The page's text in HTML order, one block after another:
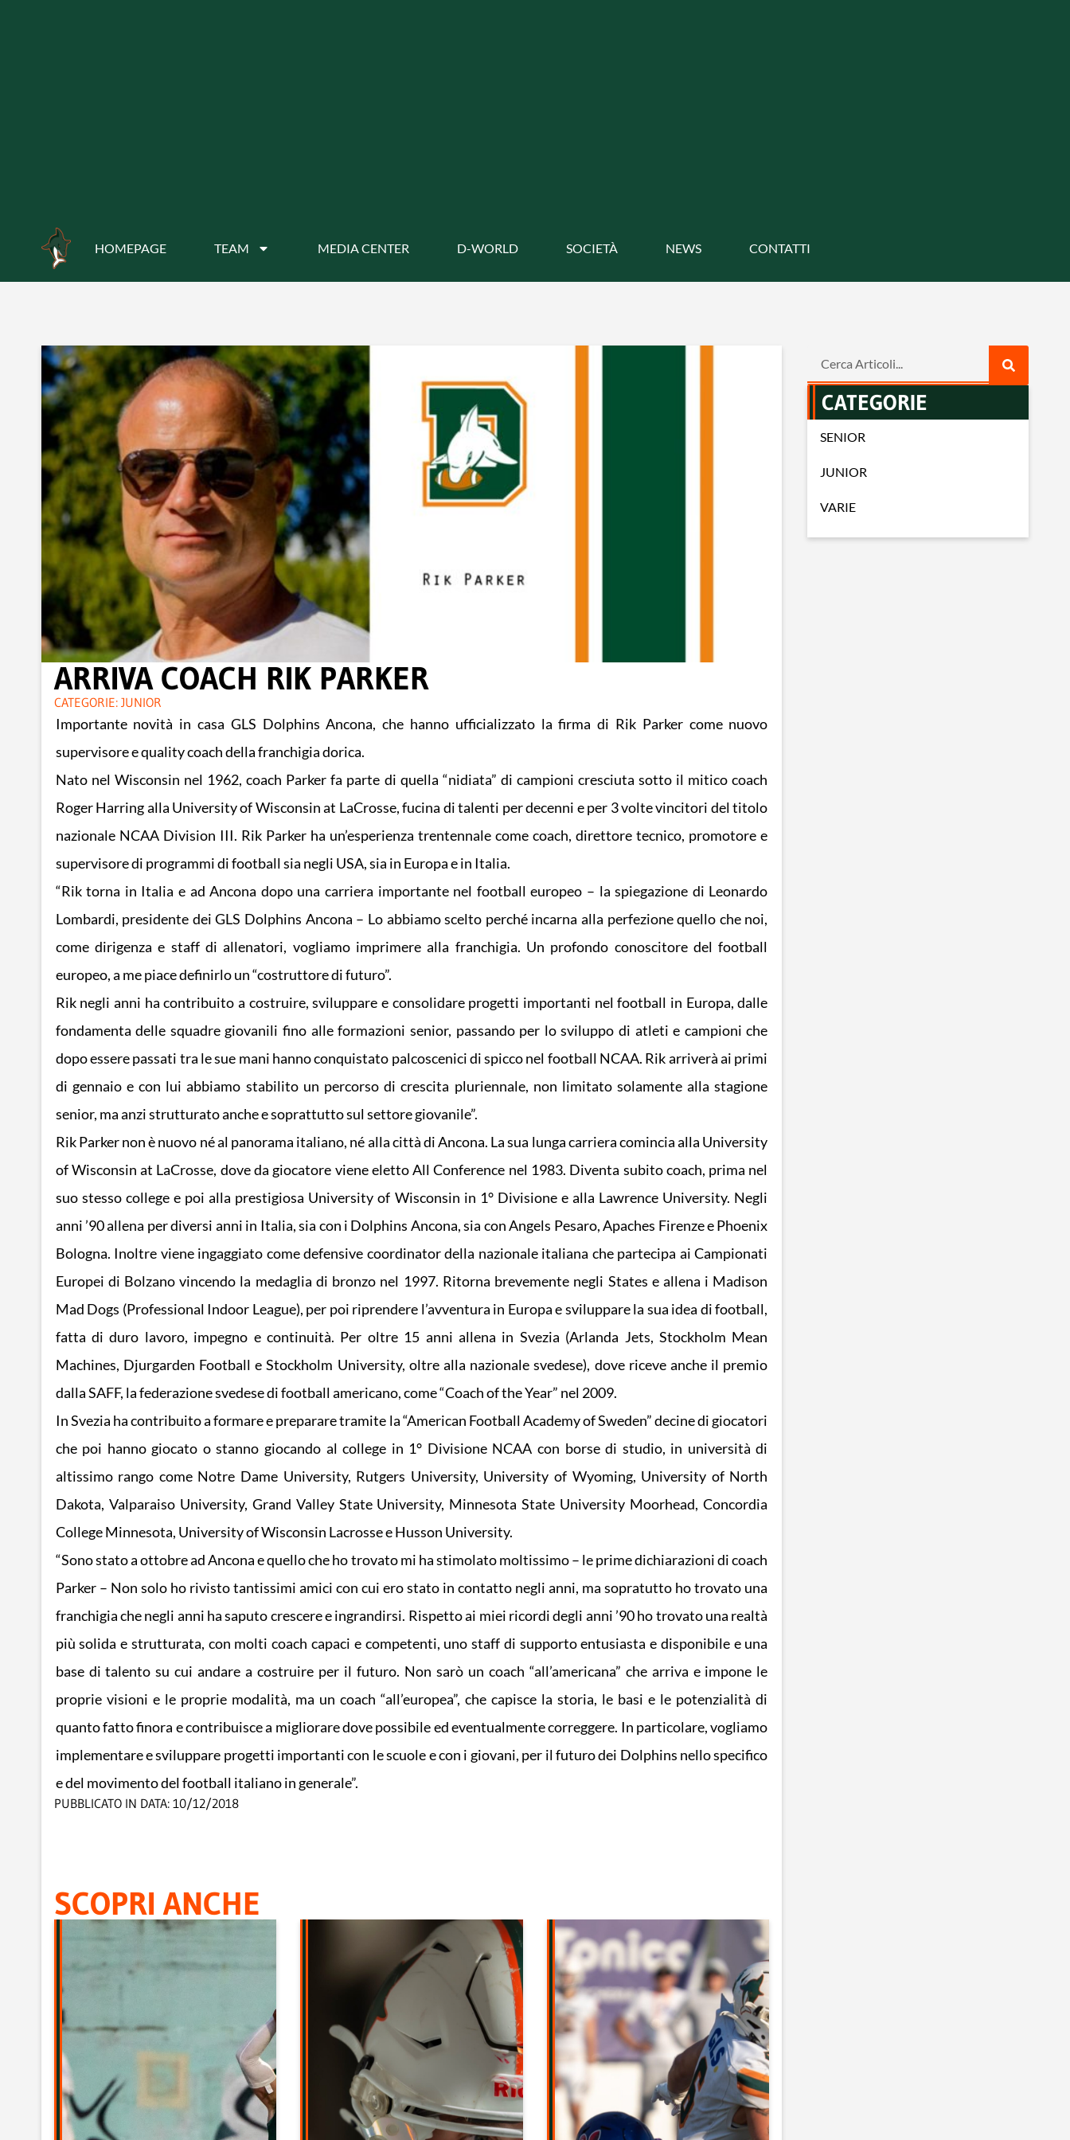
HOMEPAGE TEAM MEDIA CENTER D-WORLD SOCIETÀ NEWS CONTATTI
ARRIVA COACH RIK PARKER
CATEGORIE: JUNIOR
Importante novità in casa GLS Dolphins Ancona, che hanno ufficializzato la firma di Rik Parker come nuovo
supervisore e quality coach della franchigia dorica.
Nato nel Wisconsin nel 1962, coach Parker fa parte di quella “nidiata” di campioni cresciuta sotto il mitico coach
Roger Harring alla University of Wisconsin at LaCrosse, fucina di talenti per decenni e per 3 volte vincitori del titolo
nazionale NCAA Division III. Rik Parker ha un’esperienza trentennale come coach, direttore tecnico, promotore e
supervisore di programmi di football sia negli USA, sia in Europa e in Italia.
“Rik torna in Italia e ad Ancona dopo una carriera importante nel football europeo – la spiegazione di Leonardo
Lombardi, presidente dei GLS Dolphins Ancona – Lo abbiamo scelto perché incarna alla perfezione quello che noi,
come dirigenza e staff di allenatori, vogliamo imprimere alla franchigia. Un profondo conoscitore del football
europeo, a me piace definirlo un “costruttore di futuro”.
Rik negli anni ha contribuito a costruire, sviluppare e consolidare progetti importanti nel football in Europa, dalle
fondamenta delle squadre giovanili fino alle formazioni senior, passando per lo sviluppo di atleti e campioni che
dopo essere passati tra le sue mani hanno conquistato palcoscenici di spicco nel football NCAA. Rik arriverà ai primi
di gennaio e con lui abbiamo stabilito un percorso di crescita pluriennale, non limitato solamente alla stagione
senior, ma anzi strutturato anche e soprattutto sul settore giovanile”.
Rik Parker non è nuovo né al panorama italiano, né alla città di Ancona. La sua lunga carriera comincia alla University
of Wisconsin at LaCrosse, dove da giocatore viene eletto All Conference nel 1983. Diventa subito coach, prima nel
suo stesso college e poi alla prestigiosa University of Wisconsin in 1° Divisione e alla Lawrence University. Negli
anni ’90 allena per diversi anni in Italia, sia con i Dolphins Ancona, sia con Angels Pesaro, Apaches Firenze e Phoenix
Bologna. Inoltre viene ingaggiato come defensive coordinator della nazionale italiana che partecipa ai Campionati
Europei di Bolzano vincendo la medaglia di bronzo nel 1997. Ritorna brevemente negli States e allena i Madison
Mad Dogs (Professional Indoor League), per poi riprendere l’avventura in Europa e sviluppare la sua idea di football,
fatta di duro lavoro, impegno e continuità. Per oltre 15 anni allena in Svezia (Arlanda Jets, Stockholm Mean
Machines, Djurgarden Football e Stockholm University, oltre alla nazionale svedese), dove riceve anche il premio
dalla SAFF, la federazione svedese di football americano, come “Coach of the Year” nel 2009.
In Svezia ha contribuito a formare e preparare tramite la “American Football Academy of Sweden” decine di giocatori
che poi hanno giocato o stanno giocando al college in 1° Divisione NCAA con borse di studio, in università di
altissimo rango come Notre Dame University, Rutgers University, University of Wyoming, University of North
Dakota, Valparaiso University, Grand Valley State University, Minnesota State University Moorhead, Concordia
College Minnesota, University of Wisconsin Lacrosse e Husson University.
“Sono stato a ottobre ad Ancona e quello che ho trovato mi ha stimolato moltissimo – le prime dichiarazioni di coach
Parker – Non solo ho rivisto tantissimi amici con cui ero stato in contatto negli anni, ma sopratutto ho trovato una
franchigia che negli anni ha saputo crescere e ingrandirsi. Rispetto ai miei ricordi degli anni ’90 ho trovato una realtà
più solida e strutturata, con molti coach capaci e competenti, uno staff di supporto entusiasta e disponibile e una
base di talento su cui andare a costruire per il futuro. Non sarò un coach “all’americana” che arriva e impone le
proprie visioni e le proprie modalità, ma un coach “all’europea”, che capisce la storia, le basi e le potenzialità di
quanto fatto finora e contribuisce a migliorare dove possibile ed eventualmente correggere. In particolare, vogliamo
implementare e sviluppare progetti importanti con le scuole e con i giovani, per il futuro dei Dolphins nello specifico
e del movimento del football italiano in generale”.
PUBBLICATO IN DATA: 10/12/2018
SCOPRI ANCHE
CATEGORIE
SENIOR
JUNIOR
VARIE